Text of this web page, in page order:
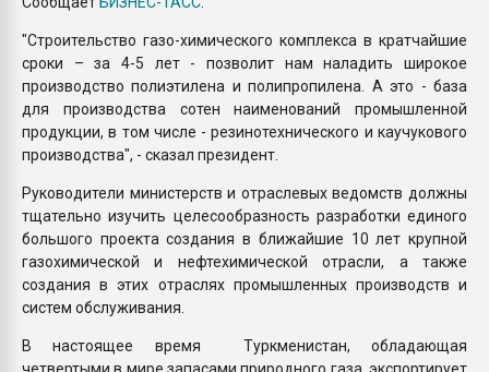
"Строительство газо-химического комплекса в кратчайшие
сроки – за 4-5 лет - позволит нам наладить широкое
производство полиэтилена и полипропилена. А это - база
для производства сотен наименований промышленной
продукции, в том числе - резинотехнического и каучукового
производства", - сказал президент.
Руководители министерств и отраслевых ведомств должны
тщательно изучить целесообразность разработки единого
большого проекта создания в ближайшие 10 лет крупной
газохимической и нефтехимической отрасли, а также
создания в этих отраслях промышленных производств и
систем обслуживания.
В настоящее время Туркменистан, обладающая
четвертыми в мире запасами природного газа, экспортирует